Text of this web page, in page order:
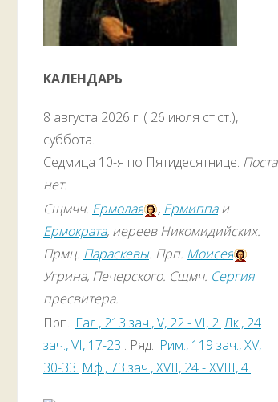
КАЛЕНДАРЬ
8 августа 2026 г. ( 26 июля ст.ст.),
суббота.
Седмица 10-я по Пятидесятнице. Поста
нет.
Сщмчч. Ермолая , Ермиппаи
Ермократа, иереев Никомидийских.
Прмц. Параскевы. Прп. Моисея
Угрина, Печерского. Сщмч. Сергия
пресвитера.
Прп.: Гал., 213 зач., V, 22 - VI, 2. Лк., 24
зач., VI, 17-23 . Ряд.: Рим., 119 зач., XV,
30-33. Мф., 73 зач., XVII, 24 - XVIII, 4.